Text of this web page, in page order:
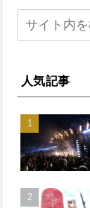
人気記事